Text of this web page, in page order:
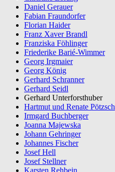
Daniel Gerauer
Fabian Fraundorfer
Florian Haider
Franz Xaver Brandl
Franziska Föhlinger
Friederike Barié-Wimmer
Georg Irgmaier
Georg König
Gerhard Schranner
Gerhard Seidl
Gerhard Unterforsthuber
Hartmut und Renate Pötzsch
Irmgard Buchberger
Joanna Majewska
Johann Gehringer
Johannes Fischer
Josef Hell
Josef Stellner
Karsten Rehbein